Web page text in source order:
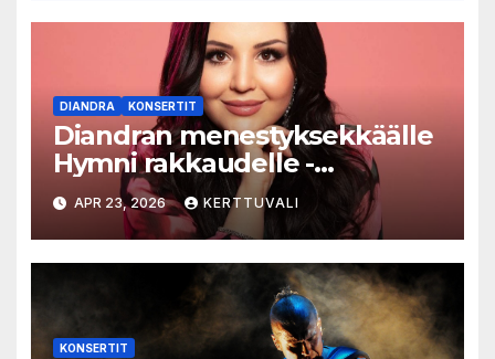
DIANDRA KONSERTIT
Diandran menestyksekkäälle
Hymni rakkaudelle -
kiertueelle lisäkonsertteja
APR 23, 2026 KERTTUVALI
KONSERTIT